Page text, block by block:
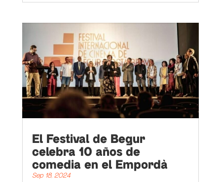
El Festival de Begur
celebra 10 años de
comedia en el Empordà
Sep 18, 2024